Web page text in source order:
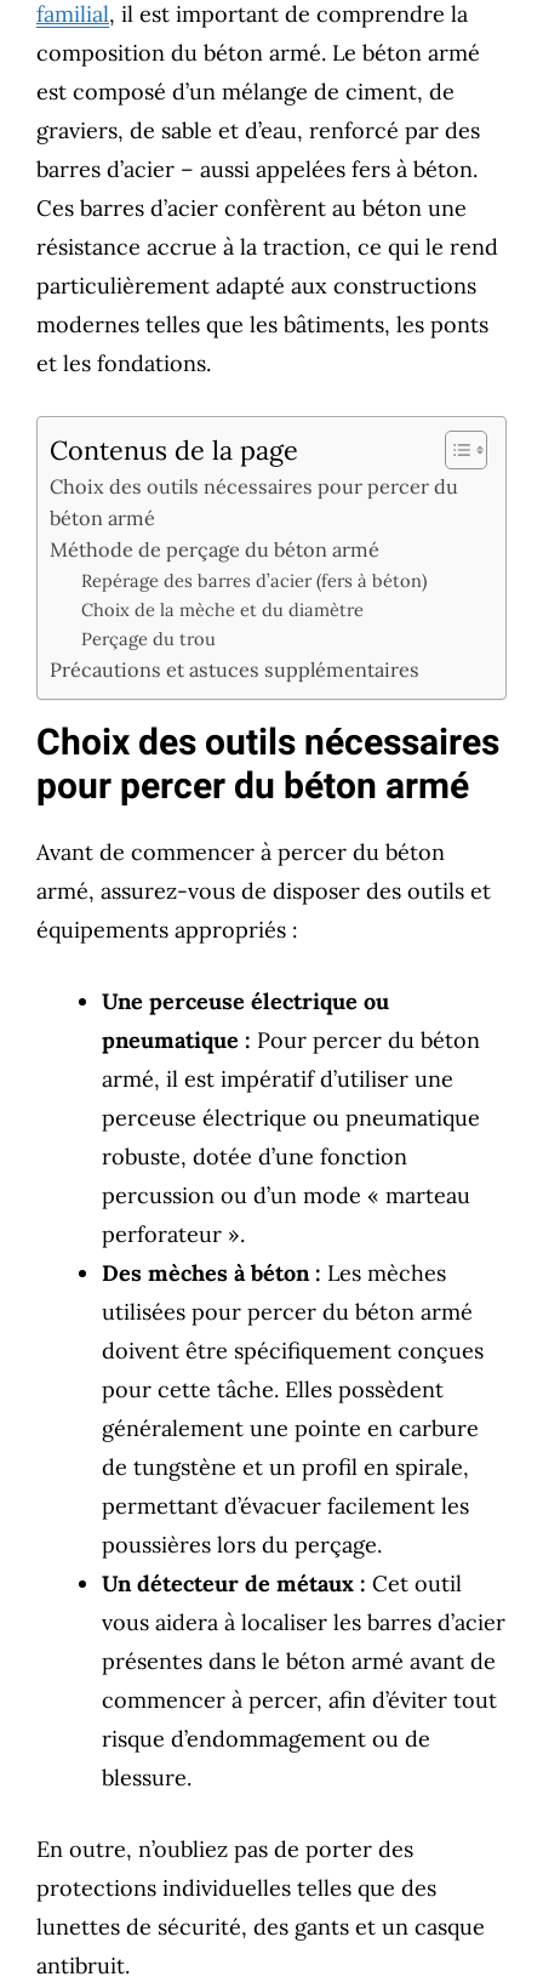
familial, il est important de comprendre la
composition du béton armé. Le béton armé
est composé d’un mélange de ciment, de
graviers, de sable et d’eau, renforcé par des
barres d’acier – aussi appelées fers à béton.
Ces barres d’acier confèrent au béton une
résistance accrue à la traction, ce qui le rend
particulièrement adapté aux constructions
modernes telles que les bâtiments, les ponts
et les fondations.
Contenus de la page
Choix des outils nécessaires pour percer du
béton armé
Méthode de perçage du béton armé
Repérage des barres d’acier (fers à béton)
Choix de la mèche et du diamètre
Perçage du trou
Précautions et astuces supplémentaires
Choix des outils nécessaires
pour percer du béton armé
Avant de commencer à percer du béton
armé, assurez-vous de disposer des outils et
équipements appropriés :
Une perceuse électrique ou
pneumatique : Pour percer du béton
armé, il est impératif d’utiliser une
perceuse électrique ou pneumatique
robuste, dotée d’une fonction
percussion ou d’un mode « marteau
perforateur ».
Des mèches à béton : Les mèches
utilisées pour percer du béton armé
doivent être spécifiquement conçues
pour cette tâche. Elles possèdent
généralement une pointe en carbure
de tungstène et un profil en spirale,
permettant d’évacuer facilement les
poussières lors du perçage.
Un détecteur de métaux : Cet outil
vous aidera à localiser les barres d’acier
présentes dans le béton armé avant de
commencer à percer, afin d’éviter tout
risque d’endommagement ou de
blessure.
En outre, n’oubliez pas de porter des
protections individuelles telles que des
lunettes de sécurité, des gants et un casque
antibruit.